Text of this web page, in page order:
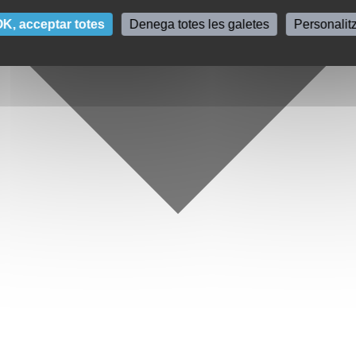
acceptar totes Denega totes les galetes